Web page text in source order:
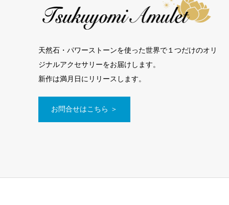
天然石・パワーストーンを使った世界で１つだけのオリ
ジナルアクセサリーをお届けします。
新作は満月日にリリースします。
お問合せはこちら ＞